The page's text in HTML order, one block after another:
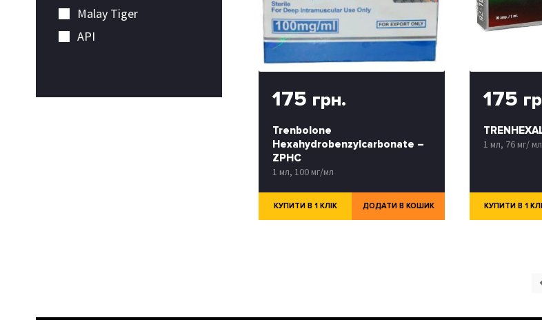
175 грн.
Trenbolone
Hexahydrobenzylcarbonate –
ZPHC
1 мл, 100 мг/мл
КУПИТИ В 1 КЛІК ДОДАТИ В КОШИК
175
1 мл, 76 мг/ мл
КУПИТИ В 1
Malay Tiger
API